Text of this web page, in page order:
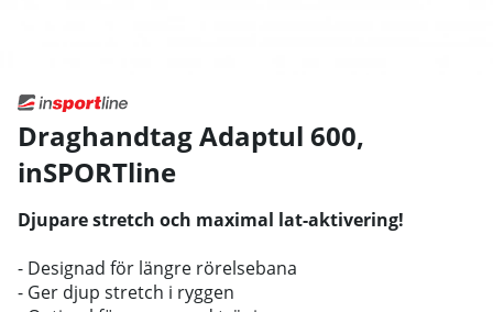
Draghandtag Adaptul 600,
inSPORTline
Djupare stretch och maximal lat-aktivering!
- Designad för längre rörelsebana
- Ger djup stretch i ryggen